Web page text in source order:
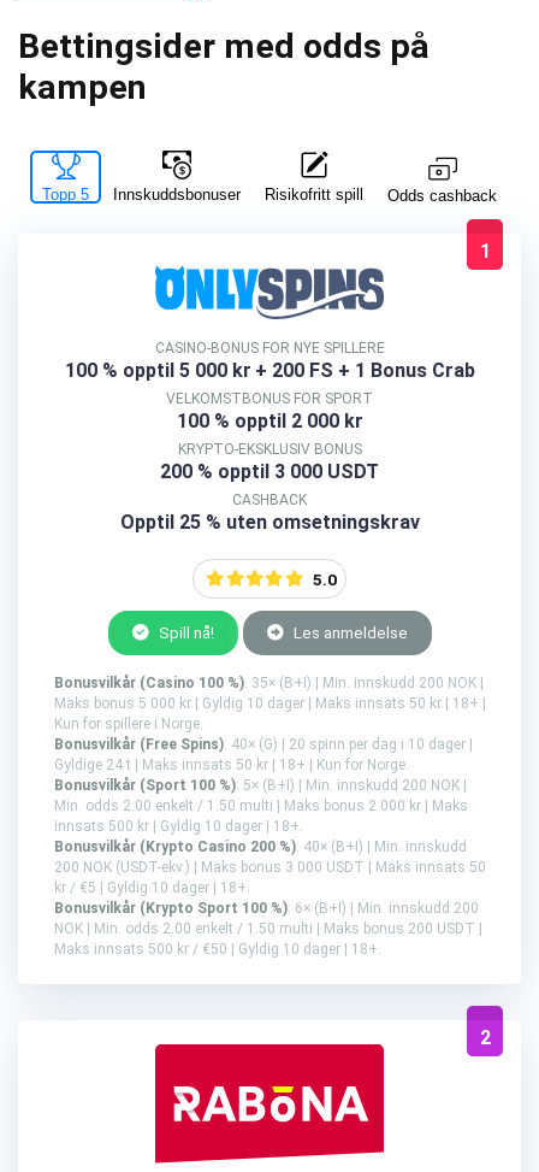
Bettingsider med odds på
kampen
Topp 5 Innskuddsbonuser Risikofritt spill Odds cashback
1
CASINO-BONUS FOR NYE SPILLERE
100 % opptil 5 000 kr + 200 FS + 1 Bonus Crab
VELKOMSTBONUS FOR SPORT
100 % opptil 2 000 kr
KRYPTO-EKSKLUSIV BONUS
200 % opptil 3 000 USDT
CASHBACK
Opptil 25 % uten omsetningskrav
5.0
Spill nå! Les anmeldelse
Bonusvilkår (Casino 100 %): 35× (B+I) | Min. innskudd 200 NOK |
Maks bonus 5 000 kr | Gyldig 10 dager | Maks innsats 50 kr | 18+ |
Kun for spillere i Norge.
Bonusvilkår (Free Spins): 40× (G) | 20 spinn per dag i 10 dager |
Gyldige 24 t | Maks innsats 50 kr | 18+ | Kun for Norge.
Bonusvilkår (Sport 100 %): 5× (B+I) | Min. innskudd 200 NOK |
Min. odds 2.00 enkelt / 1.50 multi | Maks bonus 2 000 kr | Maks
innsats 500 kr | Gyldig 10 dager | 18+.
Bonusvilkår (Krypto Casino 200 %): 40× (B+I) | Min. innskudd
200 NOK (USDT-ekv.) | Maks bonus 3 000 USDT | Maks innsats 50
kr / €5 | Gyldig 10 dager | 18+.
Bonusvilkår (Krypto Sport 100 %): 6× (B+I) | Min. innskudd 200
NOK | Min. odds 2.00 enkelt / 1.50 multi | Maks bonus 200 USDT |
Maks innsats 500 kr / €50 | Gyldig 10 dager | 18+.
2